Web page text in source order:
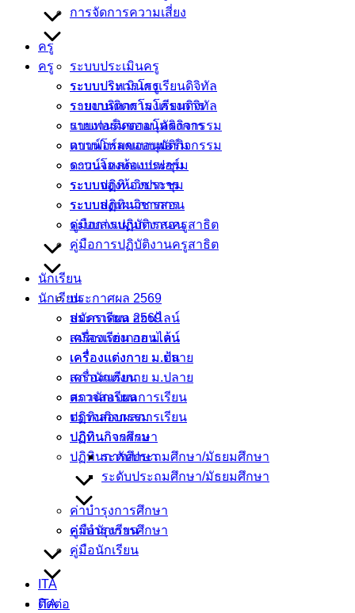
ครู
ระบบประเมินครู
ระบบบริหารโรงเรียนดิจิทัล
รายงานติดตามโครงการ
เเบบฟอร์มขออนุมัติกิจกรรม
ดาวน์โหลดแบบฟอร์ม
ระบบจองห้องประชุม
ระบบปฏิทินวิชาการ
ระบบส่งแผนการสอน
คู่มือการปฏิบัติงานครูสาธิต
นักเรียน
ประกาศผล 2569
สมัครเรียน ออนไลน์
เครื่องแต่งกาย ม.ต้น
เครื่องแต่งกาย ม.ปลาย
สภานักเรียน
ตรวจสอบผลการเรียน
ปฏิทินกิจกรรม
ปฏิทินการศึกษา
ระดับประถมศึกษา/มัธยมศึกษา
ค่าบำรุงการศึกษา
คู่มือนักเรียน
ITA
ติดต่อ
การจัดการความเสี่ยง
ครู
ระบบประเมินครู
ระบบบริหารโรงเรียนดิจิทัล
รายงานติดตามโครงการ
เเบบฟอร์มขออนุมัติกิจกรรม
ดาวน์โหลดแบบฟอร์ม
ระบบจองห้องประชุม
ระบบปฏิทินวิชาการ
ระบบส่งแผนการสอน
คู่มือการปฏิบัติงานครูสาธิต
นักเรียน
ประกาศผล 2569
สมัครเรียน ออนไลน์
เครื่องแต่งกาย ม.ต้น
เครื่องแต่งกาย ม.ปลาย
สภานักเรียน
ตรวจสอบผลการเรียน
ปฏิทินกิจกรรม
ปฏิทินการศึกษา
ระดับประถมศึกษา/มัธยมศึกษา
ค่าบำรุงการศึกษา
คู่มือนักเรียน
ITA